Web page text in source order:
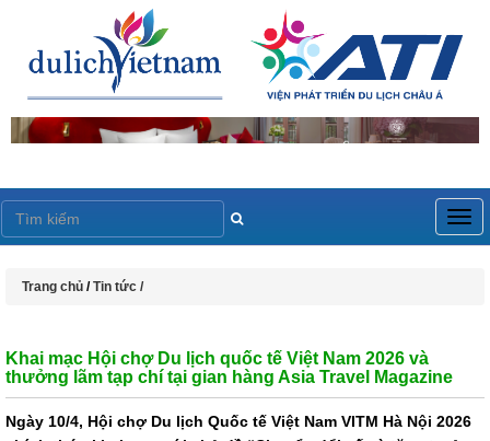
Trang chủ /Tin tức /
Khai mạc Hội chợ Du lịch quốc tế Việt Nam 2026 và
thưởng lãm tạp chí tại gian hàng Asia Travel Magazine
Ngày 10/4, Hội chợ Du lịch Quốc tế Việt Nam VITM Hà Nội 2026